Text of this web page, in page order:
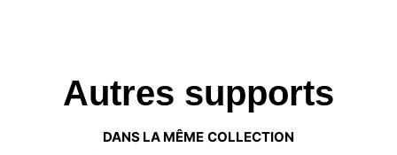
Autres supports
DANS LA MÊME COLLECTION